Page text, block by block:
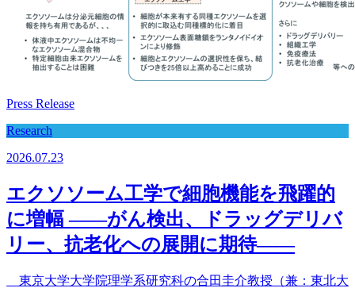
Press Release
Research
2026.07.23
エクソソーム工学で細胞機能を飛躍的
に増幅 ――がん検出、ドラッグデリバ
リー、抗老化への展開に期待――
東京大学大学院理学系研究科の合田圭介教授（兼：東北大